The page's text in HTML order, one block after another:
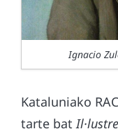
Ignacio
Kataluniako
tarte bat